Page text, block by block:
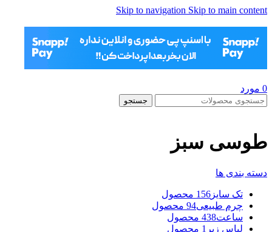
Skip to navigation Skip to main content
0 مورد
جستجو
طوسی سبز
دسته بندی ها
تک سایز 156 محصول
چرم طبیعی94 محصول
ساعت438 محصول
لباس زیر 1 محصول